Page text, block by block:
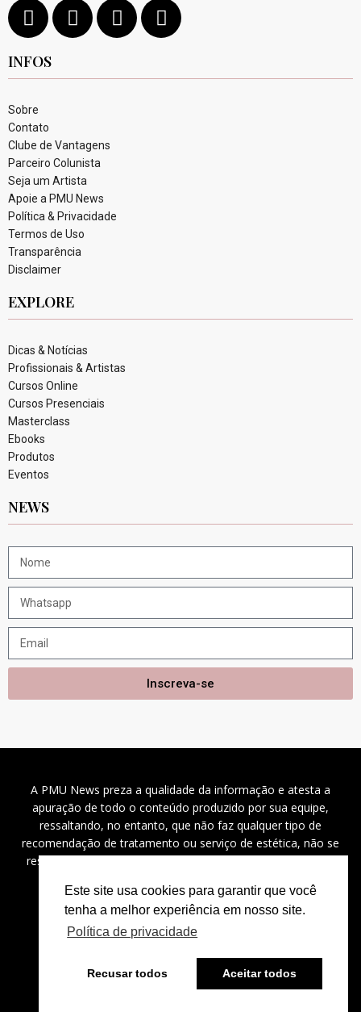
INFOS
Sobre
Contato
Clube de Vantagens
Parceiro Colunista
Seja um Artista
Apoie a PMU News
Política & Privacidade
Termos de Uso
Transparência
Disclaimer
EXPLORE
Dicas & Notícias
Profissionais & Artistas
Cursos Online
Cursos Presenciais
Masterclass
Ebooks
Produtos
Eventos
NEWS
Inscreva-se
A PMU News preza a qualidade da informação e atesta a
apuração de todo o conteúdo produzido por sua equipe,
ressaltando, no entanto, que não faz qualquer tipo de
recomendação de tratamento ou serviço de estética, não se
responsabilizando por problemas de saúde, danos a saúde
2024 ©PMU News– Todos os direitos reservados.
Bravíssimo
Este site usa cookies para garantir que você
tenha a melhor experiência em nosso site.
Política de privacidade
Recusar todos Aceitar todos